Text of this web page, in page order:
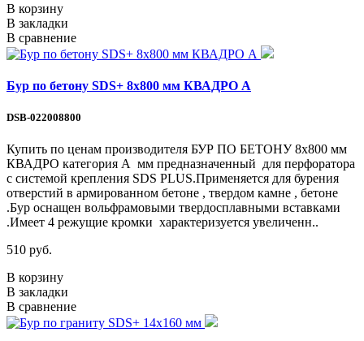
В корзину
В закладки
В сравнение
Бур по бетону SDS+ 8х800 мм КВАДРО А
DSB-022008800
Купить по ценам производителя БУР ПО БЕТОНУ 8х800 мм
КВАДРО категория А мм предназначенный для перфоратора
с системой крепления SDS PLUS.Применяется для бурения
отверстий в армированном бетоне , твердом камне , бетоне
.Бур оснащен вольфрамовыми твердосплавными вставками
.Имеет 4 режущие кромки характеризуется увеличенн..
510 руб.
В корзину
В закладки
В сравнение